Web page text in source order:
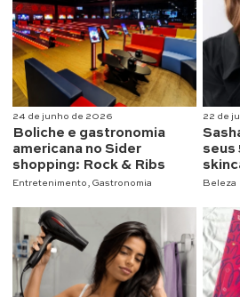
24 de junho de 2026
Boliche e gastronomia
americana no Sider
shopping: Rock & Ribs
Entretenimento Gastronomia
22 de
seus
Beleza